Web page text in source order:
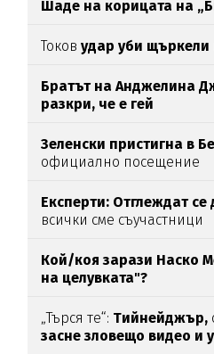
Шаде на корицата на
Токовудар уби щъркели
Братът на Анджелина
разкри, че е гей
Зеленски пристигна в
официално посещение
Експерти: Отглеждат
всички сме съучастници
Кой/коя зарази Наско
на целувката"?
„Търся те“: Тийнейджър,
засне зловещо видео и